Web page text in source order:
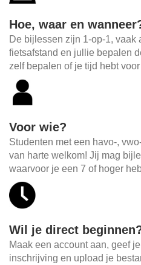
Hoe, waar en
De bijlessen zijn 1-op-1,
fietsafstand en jullie bepalen
zelf bepalen of je tijd hebt
Voor wie?
Studenten met een havo-,
van harte welkom! Jij mag
waarvoor je een 7 of hoger
Wil je direct
Maak een account aan, geef
inschrijving en upload je